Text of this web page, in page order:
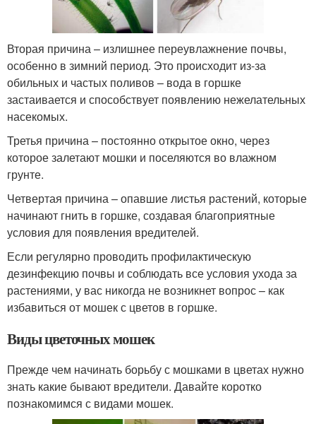
Вторая причина – излишнее переувлажнение почвы,
особенно в зимний период. Это происходит из-за
обильных и частых поливов – вода в горшке
застаивается и способствует появлению нежелательных
насекомых.
Третья причина – постоянно открытое окно, через
которое залетают мошки и поселяются во влажном
грунте.
Четвертая причина – опавшие листья растений, которые
начинают гнить в горшке, создавая благоприятные
условия для появления вредителей.
Если регулярно проводить профилактическую
дезинфекцию почвы и соблюдать все условия ухода за
растениями, у вас никогда не возникнет вопрос – как
избавиться от мошек с цветов в горшке.
Виды цветочных мошек
Прежде чем начинать борьбу с мошками в цветах нужно
знать какие бывают вредители. Давайте коротко
познакомимся с видами мошек.